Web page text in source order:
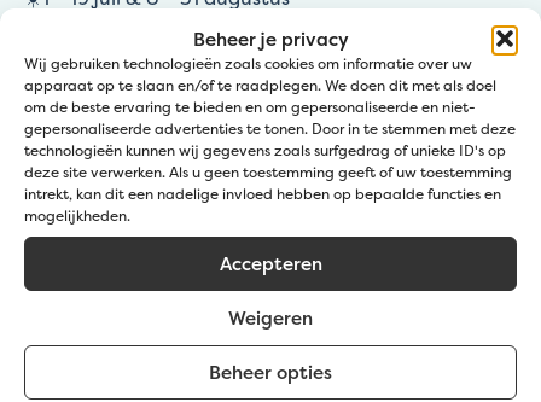
Beheer je privacy
Wij gebruiken technologieën zoals cookies om informatie over uw
apparaat op te slaan en/of te raadplegen. We doen dit met als doel
om de beste ervaring te bieden en om gepersonaliseerde en niet-
gepersonaliseerde advertenties te tonen. Door in te stemmen met deze
technologieën kunnen wij gegevens zoals surfgedrag of unieke ID's op
deze site verwerken. Als u geen toestemming geeft of uw toestemming
intrekt, kan dit een nadelige invloed hebben op bepaalde functies en
mogelijkheden.
Accepteren
Weigeren
Beheer opties
🕖 09:00 – 12:00 | 12:30 – 16:30 uur
☀️20 juli – 7 augustus
🕖 09:00 – 12:00 | 12:30 – 15:30 uur
Zaterdagen wel open in Zedelgem: 4/07, 11/07 &
29/08
08:00 – 11:45